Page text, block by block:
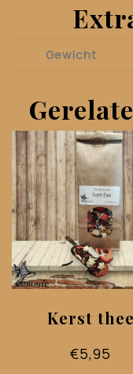
Gewicht
Kerst thee
€5,95